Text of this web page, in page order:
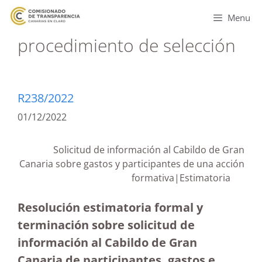
Menu
procedimiento de selección
R238/2022
01/12/2022
Solicitud de información al Cabildo de Gran
Canaria sobre gastos y participantes de una acción
formativa|Estimatoria
Resolución estimatoria formal y
terminación sobre solicitud de
información al Cabildo de Gran